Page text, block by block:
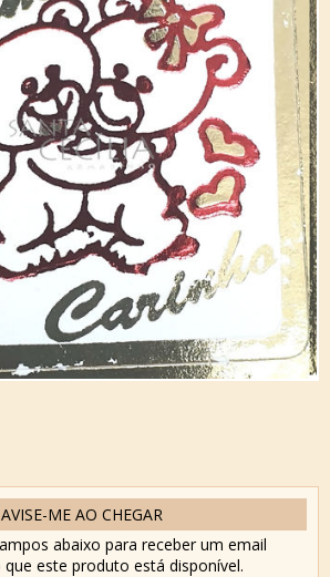
AVISE-ME AO CHEGAR
abaixo para receber um email
este produto está disponível.